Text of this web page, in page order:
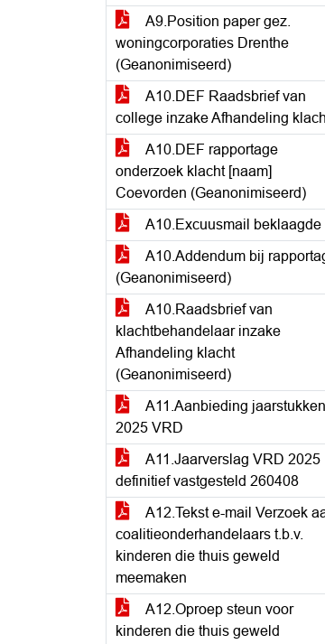
A9.Position paper gez.
woningcorporaties Drenthe
(Geanonimiseerd)
A10.DEF Raadsbrief van
college inzake Afhandeling
A10.DEF rapportage
onderzoek klacht [naam]
Coevorden (Geanonimiseerd)
A10.Excuusmail beklaagde
A10.Addendum bij
(Geanonimiseerd)
A10.Raadsbrief van
klachtbehandelaar inzake
Afhandeling klacht
(Geanonimiseerd)
A11.Aanbieding jaarstukken
2025 VRD
A11.Jaarverslag VRD 2025
definitief vastgesteld 260408
A12.Tekst e-mail Verzoek
coalitieonderhandelaars t.b.v.
kinderen die thuis geweld
meemaken
A12.Oproep steun voor
kinderen die thuis geweld